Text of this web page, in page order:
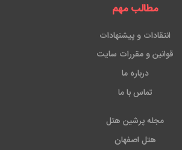
مطالب مهم
انتقادات و پیشنهادات
قوانین و مقررات سایت
درباره ما
تماس با ما
مجله پرشین هتل
هتل اصفهان